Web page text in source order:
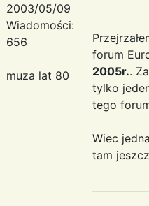
2003/05/09
Wiadomości:
656
muza lat 80
forum
2005r..
tylko
tego
Wiec
tam